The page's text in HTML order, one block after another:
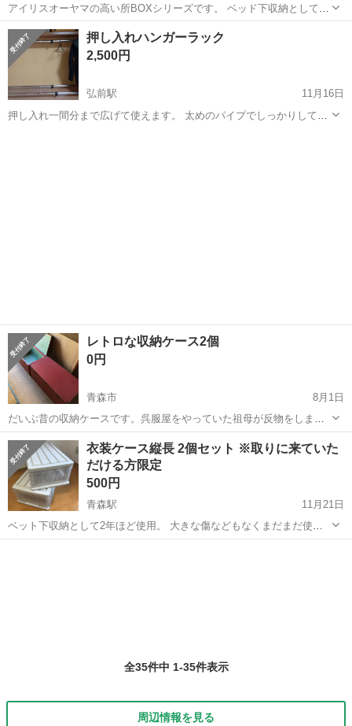
アイリスオーヤマの高い所BOXシリーズです。 ベッド下収納として、
衣類を入れておりました。 蓋の方が割れてしまっております。 ある程
度の埃よけとしては使えると思います。 また、積み重ねも可能です。
●商品サイズ（c...
青森 八戸市 長苗代駅 収納家具
押し入れハンガーラック
2,500円
弘前駅
11月16日
押し入れ一間分まで広げて使えます。 太めのパイプでしっかりしてま
レトロな収納ケース2個
0円
青森市
8月1日
だいぶ昔の収納ケースです。呉服屋をやっていた祖母が反物をしまっ
ていたような覚えがあります。 箱の外側は傷や剥げがだいぶあります
が、内側の柄もレトロで可愛いので趣味の古物などしまっておいたり
色々と活用の幅はあるのではないでしょ...
青森 青森市 収納家具 レトロ
衣装ケース縦長 2個セット ※取りに来ていた
だける方限定
500円
青森駅
11月21日
ベット下収納として2年ほど使用。 大きな傷などもなくまだまだ使え
ます！ 部屋のものを整理する為お譲りします。 押入れ収納やベッド下
全35件中 1-35件表示
周辺情報を見る